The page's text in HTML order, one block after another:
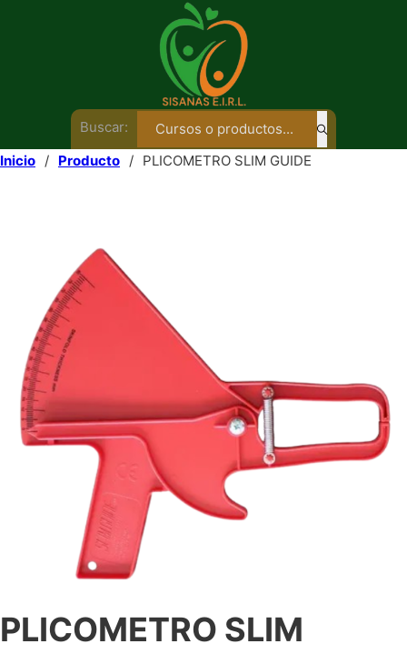
Buscar:
Inicio / Producto / PLICOMETRO SLIM GUIDE
PLICOMETRO SLIM